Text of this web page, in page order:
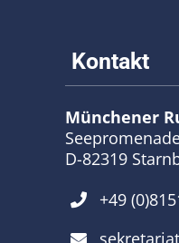
Münchener
D-82319
+49